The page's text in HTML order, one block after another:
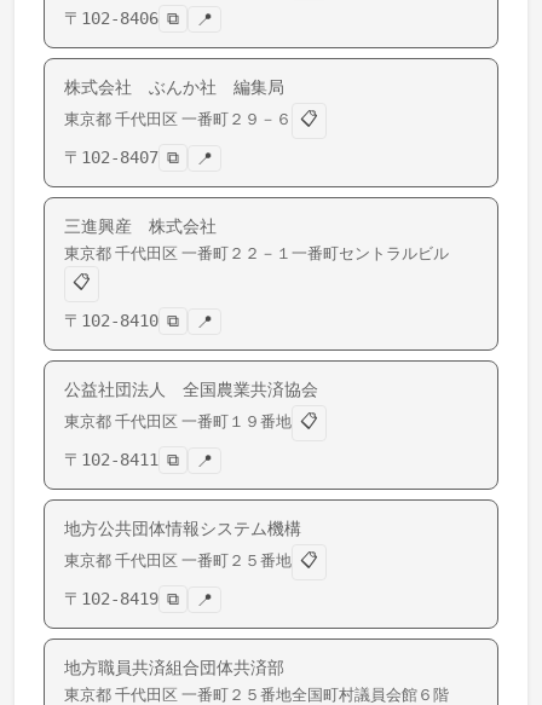
〒 102-8406 ⧉ 📍
株式会社 ぶんか社 編集局
東京都 千代田区 一番町 ２９－６
📋
〒 102-8407 ⧉ 📍
三進興産 株式会社
東京都 千代田区 一番町 ２２－１一番町セントラルビル
📋
〒 102-8410 ⧉ 📍
公益社団法人 全国農業共済協会
東京都 千代田区 一番町 １９番地 📋
〒 102-8411 ⧉ 📍
地方公共団体情報システム機構
東京都 千代田区 一番町 ２５番地 📋
〒 102-8419 ⧉ 📍
地方職員共済組合団体共済部
東京都 千代田区 一番町 ２５番地全国町村議員会館６階